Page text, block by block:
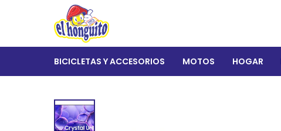
BICICLETAS Y ACCESORIOS MOTOS HOGAR